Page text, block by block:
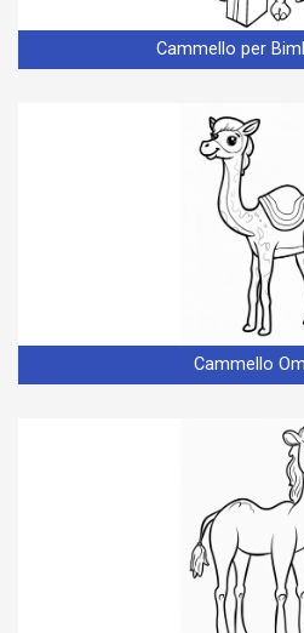
Cammello per
Cammello